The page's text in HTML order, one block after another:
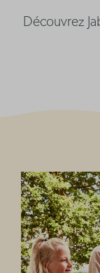
Découvrez